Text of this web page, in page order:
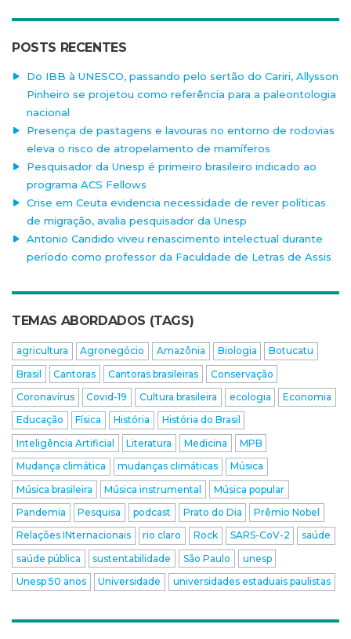
POSTS RECENTES
Do IBB à UNESCO, passando pelo sertão do Cariri, Allysson
Pinheiro se projetou como referência para a paleontologia
nacional
Presença de pastagens e lavouras no entorno de rodovias
eleva o risco de atropelamento de mamíferos
Pesquisador da Unesp é primeiro brasileiro indicado ao
programa ACS Fellows
Crise em Ceuta evidencia necessidade de rever políticas
de migração, avalia pesquisador da Unesp
Antonio Candido viveu renascimento intelectual durante
período como professor da Faculdade de Letras de Assis
TEMAS ABORDADOS (TAGS)
agricultura Agronegócio Amazônia Biologia
Botucatu
Brasil
Cantoras Cantoras brasileiras
Conservação
Coronavírus
Covid-19 Cultura brasileira ecologia
Economia
Educação
Física História
História do Brasil
Inteligência Artificial
Literatura Medicina
MPB
Mudança climática
mudanças climáticas
Música
Música brasileira
Música instrumental
Música popular
Pandemia
Pesquisa podcast Prato do Dia
Prêmio Nobel
Relações INternacionais
rio claro Rock SARS-CoV-2
saúde
saúde pública
sustentabilidade São Paulo
unesp
Unesp 50 anos
Universidade universidades estaduais paulistas